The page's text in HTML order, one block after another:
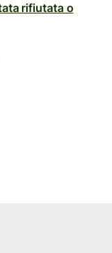
rifiutata o